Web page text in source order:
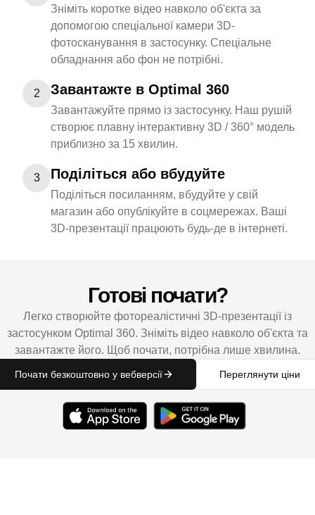
Зніміть коротке відео навколо об'єкта за
допомогою спеціальної камери 3D-
фотосканування в застосунку. Спеціальне
обладнання або фон не потрібні.
2 Завантажте в Optimal 360
Завантажуйте прямо із застосунку. Наш рушій
створює плавну інтерактивну 3D / 360° модель
приблизно за 15 хвилин.
3 Поділіться або вбудуйте
Поділіться посиланням, вбудуйте у свій
магазин або опублікуйте в соцмережах. Ваші
3D-презентації працюють будь-де в інтернеті.
Готові почати?
Легко створюйте фотореалістичні 3D-презентації із
застосунком Optimal 360. Зніміть відео навколо об'єкта та
завантажте його. Щоб почати, потрібна лише хвилина.
Почати безкоштовно у вебверсії Переглянути ціни